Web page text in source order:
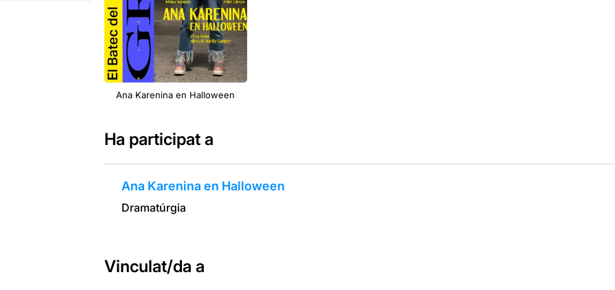
Ana Karenina en Halloween
Ha participat a
Ana Karenina en Halloween
Dramatúrgia
Vinculat/da a